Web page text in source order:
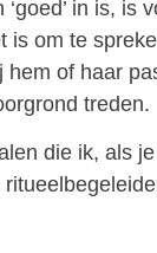
in is, is
is om te
of haar
treden.
die ik, als